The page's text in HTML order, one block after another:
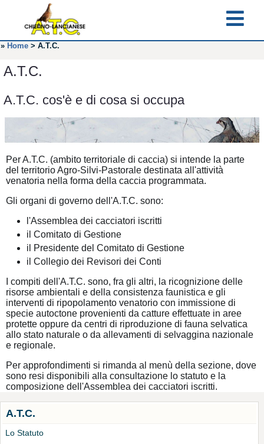
» Home > A.T.C.
A.T.C.
A.T.C. cos'è e di cosa si occupa
Per A.T.C. (ambito territoriale di caccia) si intende la parte
del territorio Agro-Silvi-Pastorale destinata all'attività
venatoria nella forma della caccia programmata.
Gli organi di governo dell'A.T.C. sono:
l'Assemblea dei cacciatori iscritti
il Comitato di Gestione
il Presidente del Comitato di Gestione
il Collegio dei Revisori dei Conti
I compiti dell'A.T.C. sono, fra gli altri, la ricognizione delle
risorse ambientali e della consistenza faunistica e gli
interventi di ripopolamento venatorio con immissione di
specie autoctone provenienti da catture effettuate in aree
protette oppure da centri di riproduzione di fauna selvatica
allo stato naturale o da allevamenti di selvaggina nazionale
e regionale.
Per approfondimenti si rimanda al menù della sezione, dove
sono resi disponibili alla consultazione lo statuto e la
composizione dell'Assemblea dei cacciatori iscritti.
A.T.C.
Lo Statuto